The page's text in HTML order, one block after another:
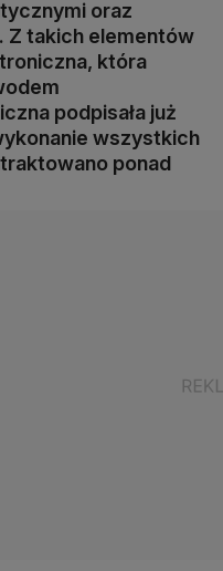
oraz
Z takich elementów
która
podpisała już
wszystkich
ponad